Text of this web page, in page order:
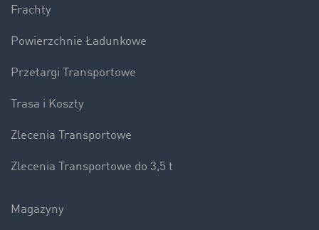
Frachty
Powierzchnie Ładunkowe
Przetargi Transportowe
Trasa i Koszty
Zlecenia Transportowe
Zlecenia Transportowe do 3,5 t
Magazyny